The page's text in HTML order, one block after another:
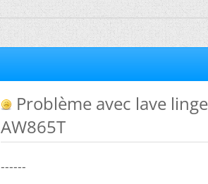
Problème avec lave
AW865T
------